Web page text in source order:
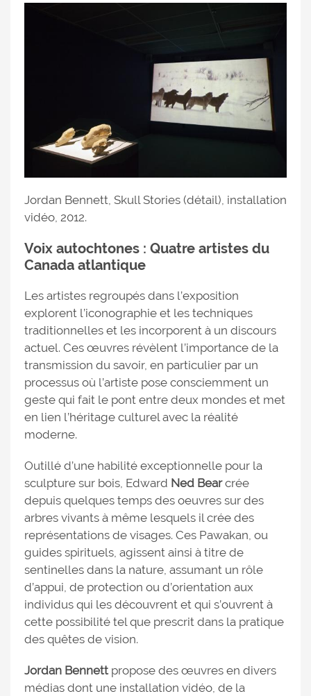
Jordan Bennett, Skull Stories (détail), installation
vidéo, 2012.
Voix autochtones : Quatre artistes du
Canada atlantique
Les artistes regroupés dans l’exposition
explorent l’iconographie et les techniques
traditionnelles et les incorporent à un discours
actuel. Ces œuvres révèlent l’importance de la
transmission du savoir, en particulier par un
processus où l’artiste pose consciemment un
geste qui fait le pont entre deux mondes et met
en lien l’héritage culturel avec la réalité
moderne.
Outillé d’une habilité exceptionnelle pour la
sculpture sur bois, Edward Ned Bearcrée
depuis quelques temps des oeuvres sur des
arbres vivants à même lesquels il crée des
représentations de visages. Ces Pawakan, ou
guides spirituels, agissent ainsi à titre de
sentinelles dans la nature, assumant un rôle
d’appui, de protection ou d’orientation aux
individus qui les découvrent et qui s’ouvrent à
cette possibilité tel que prescrit dans la pratique
des quêtes de vision.
Jordan Bennett propose des œuvres en divers
médias dont une installation vidéo, de la